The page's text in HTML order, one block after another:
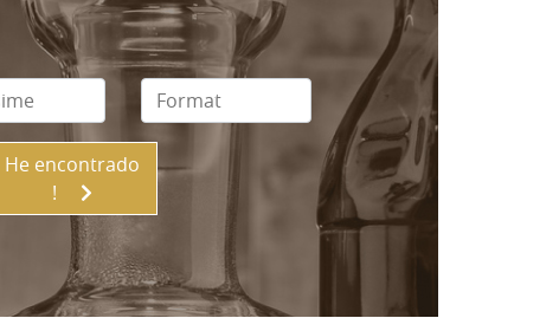
He encontrado
!